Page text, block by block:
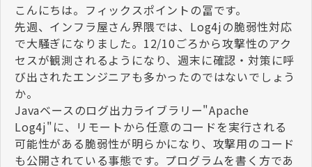
こんにちは。フィックスポイントの冨です。
先週、インフラ屋さん界隈では、Log4jの脆弱性対応
で大騒ぎになりました。12/10ごろから攻撃性のアク
セスが観測されるようになり、週末に確認・対策に呼
び出されたエンジニアも多かったのではないでしょう
か。
Javaベースのログ出力ライブラリー"Apache
Log4j"に、リモートから任意のコードを実行される
可能性がある脆弱性が明らかになり、攻撃用のコード
も公開されている事態です。プログラムを書く方であ